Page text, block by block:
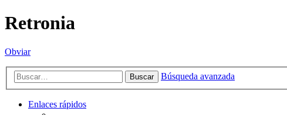
Retronia
Obviar
Buscar Búsqueda avanzada
Enlaces rápidos